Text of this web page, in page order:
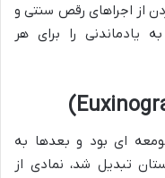
از اجراهای رقص سنتی و
یادماندنی را برای هر
ای بود و بعدها به
تبدیل شد، نمادی از